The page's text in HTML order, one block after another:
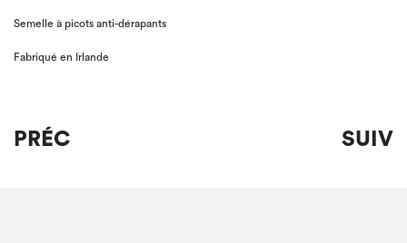
Semelle à picots anti-dérapants
Fabriqué en Irlande
PRÉC SUIV